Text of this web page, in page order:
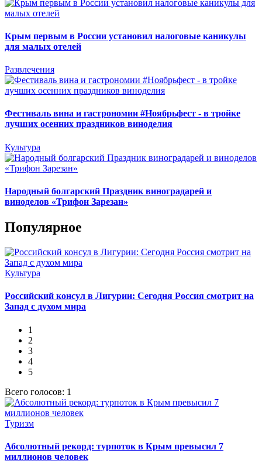
Крым первым в России установил налоговые каникулы
для малых отелей
Развлечения
Фестиваль вина и гастрономии #Ноябрьфест - в тройке
лучших осенних праздников виноделия
Культура
Народный болгарский Праздник виноградарей и
виноделов «Трифон Зарезан»
Популярное
Культура
Российский консул в Лигурии: Сегодня Россия смотрит на
Запад с духом мира
1
2
3
4
5
Всего голосов: 1
Туризм
Абсолютный рекорд: турпоток в Крым превысил 7
миллионов человек